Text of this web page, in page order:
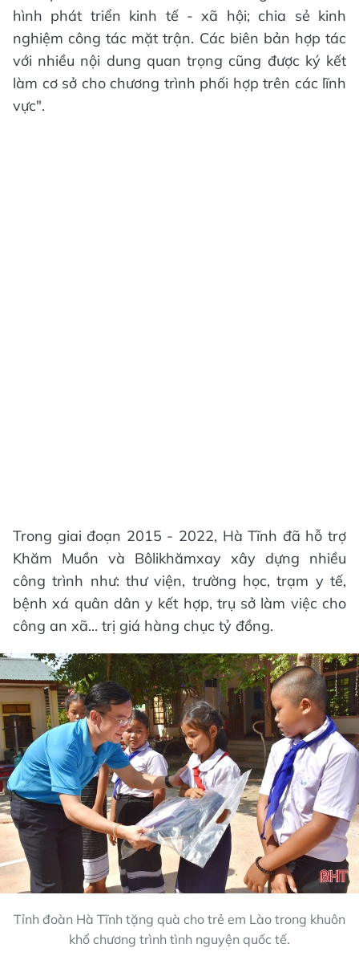
hình phát triển kinh tế - xã hội; chia sẻ kinh
nghiệm công tác mặt trận. Các biên bản hợp tác
với nhiều nội dung quan trọng cũng được ký kết
làm cơ sở cho chương trình phối hợp trên các lĩnh
vực".
Trong giai đoạn 2015 - 2022, Hà Tĩnh đã hỗ trợ
Khăm Muồn và Bôlikhămxay xây dựng nhiều
công trình như: thư viện, trường học, trạm y tế,
bệnh xá quân dân y kết hợp, trụ sở làm việc cho
công an xã... trị giá hàng chục tỷ đồng.
Tỉnh đoàn Hà Tĩnh tặng quà cho trẻ em Lào trong khuôn
khổ chương trình tình nguyện quốc tế.